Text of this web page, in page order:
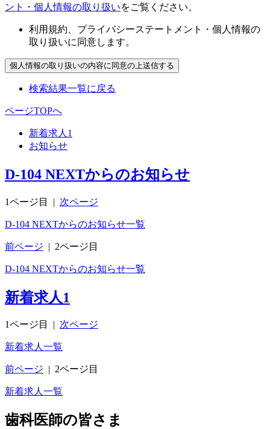
ント・個人情報の取り扱いをご覧ください。
利用規約、プライバシーステートメント・個人情報の
取り扱いに同意します。
検索結果一覧に戻る
ページTOPへ
新着求人 1
お知らせ
D-104 NEXTからのお知らせ
1ページ目 | 次ページ
D-104 NEXTからのお知らせ一覧
前ページ | 2ページ目
D-104 NEXTからのお知らせ一覧
新着求人1
1ページ目 次ページ
新着求人一覧
前ページ 2ページ目
新着求人一覧
歯科医師の皆さま